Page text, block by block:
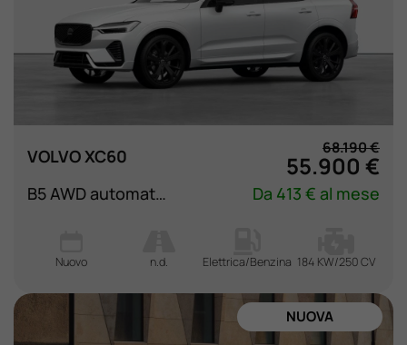
VOLVO XC60 68.190 €
55.900 €
B5 AWD automatico Plus Black Edition Da 413 € al mese
Nuovo n.d. Elettrica/Benzina 184 KW/250 CV
NUOVA